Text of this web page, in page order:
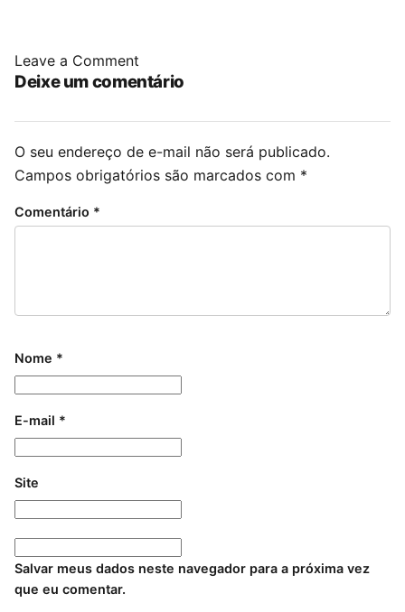
Leave a Comment
Deixe um comentário
O seu endereço de e-mail não será publicado.
Campos obrigatórios são marcados com *
Comentário *
Nome *
E-mail *
Site
Salvar meus dados neste navegador para a próxima vez
que eu comentar.